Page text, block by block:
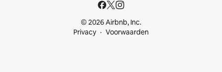
© 2026 Airbnb, Inc.
Privacy
Voorwaarden